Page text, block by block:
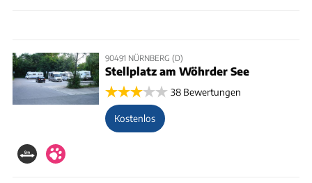
90491 NÜRNBERG (D)
Stellplatz am Wöhrder See
38 Bewertungen
Kostenlos